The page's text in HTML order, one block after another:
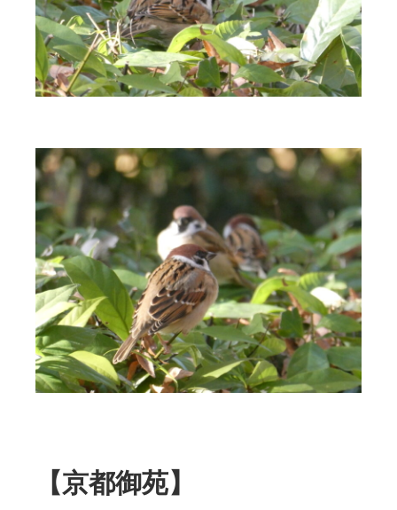
【京都御苑】